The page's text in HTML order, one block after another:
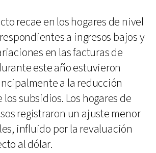
recae en los hogares de nivel
a ingresos bajos y
en las facturas de
este año estuvieron
a la reducción
subsidios. Los hogares de
registraron un ajuste menor
influido por la revaluación
al dólar.